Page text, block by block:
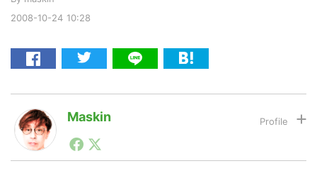
2008-10-24 10:28
Maskin
1990年代初頭から記者としてまた起業家としてITスタ
ートアップ業界のハードウェアからソフトウェアの事業
TOPICS
RE:LIFE
Re:Work
AI
[Startup]
[Voice Edition]
[YouTube]
Daily Monthly